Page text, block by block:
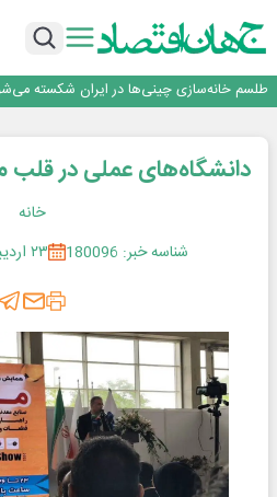
نرخ سود بانکی؛ تیغ دو لبه برای تولید و بازار
طلسم خانه‌سازی چینی‌ها در ایران شکسته
رییس‌کل بیمه مرکزی: برای حقوق مردم خط
دانشگاه‌های عملی در قلب
خانه
شناسه خبر: 180096
۲۳ اردیبهشت ۱۴۰۴